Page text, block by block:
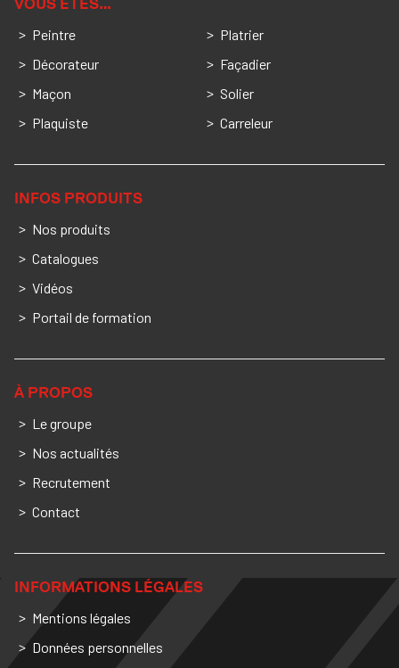
VOUS ÊTES…
Peintre
Décorateur
Maçon
Plaquiste
Platrier
Façadier
Solier
Carreleur
INFOS PRODUITS
Nos produits
Catalogues
Vidéos
Portail de formation
À PROPOS
Le groupe
Nos actualités
Recrutement
Contact
INFORMATIONS LÉGALES
Mentions légales
Données personnelles